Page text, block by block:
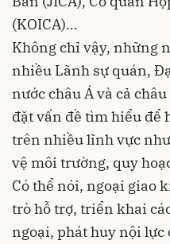
(KOICA)…
Không chỉ vậy, những
nhiều Lãnh sự quán,
nước châu Á và cả
đặt vấn đề tìm hiểu để
trên nhiều lĩnh vực
vệ môi trường, quy
Có thể nói, ngoại giao
trò hỗ trợ, triển khai
ngoại, phát huy nội lực